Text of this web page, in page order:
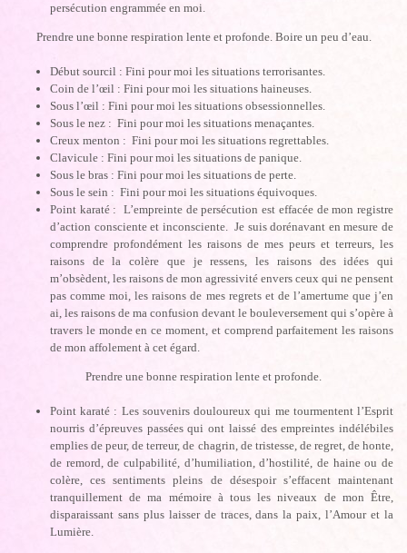
persécution engrammée en moi.
Prendre une bonne respiration lente et profonde. Boire un peu d’eau.
Début sourcil : Fini pour moi les situations terrorisantes.
Coin de l’œil : Fini pour moi les situations haineuses.
Sous l’œil : Fini pour moi les situations obsessionnelles.
Sous le nez : Fini pour moi les situations menaçantes.
Creux menton : Fini pour moi les situations regrettables.
Clavicule : Fini pour moi les situations de panique.
Sous le bras : Fini pour moi les situations de perte.
Sous le sein : Fini pour moi les situations équivoques.
Point karaté : L’empreinte de persécution est effacée de mon registre
d’action consciente et inconsciente. Je suis dorénavant en mesure de
comprendre profondément les raisons de mes peurs et terreurs, les
raisons de la colère que je ressens, les raisons des idées qui
m’obsèdent, les raisons de mon agressivité envers ceux qui ne pensent
pas comme moi, les raisons de mes regrets et de l’amertume que j’en
ai, les raisons de ma confusion devant le bouleversement qui s’opère à
travers le monde en ce moment, et comprend parfaitement les raisons
de mon affolement à cet égard.
Prendre une bonne respiration lente et profonde.
Point karaté : Les souvenirs douloureux qui me tourmentent l’Esprit
nourris d’épreuves passées qui ont laissé des empreintes indélébiles
emplies de peur, de terreur, de chagrin, de tristesse, de regret, de honte,
de remord, de culpabilité, d’humiliation, d’hostilité, de haine ou de
colère, ces sentiments pleins de désespoir s’effacent maintenant
tranquillement de ma mémoire à tous les niveaux de mon Être,
disparaissant sans plus laisser de traces, dans la paix, l’Amour et la
Lumière.